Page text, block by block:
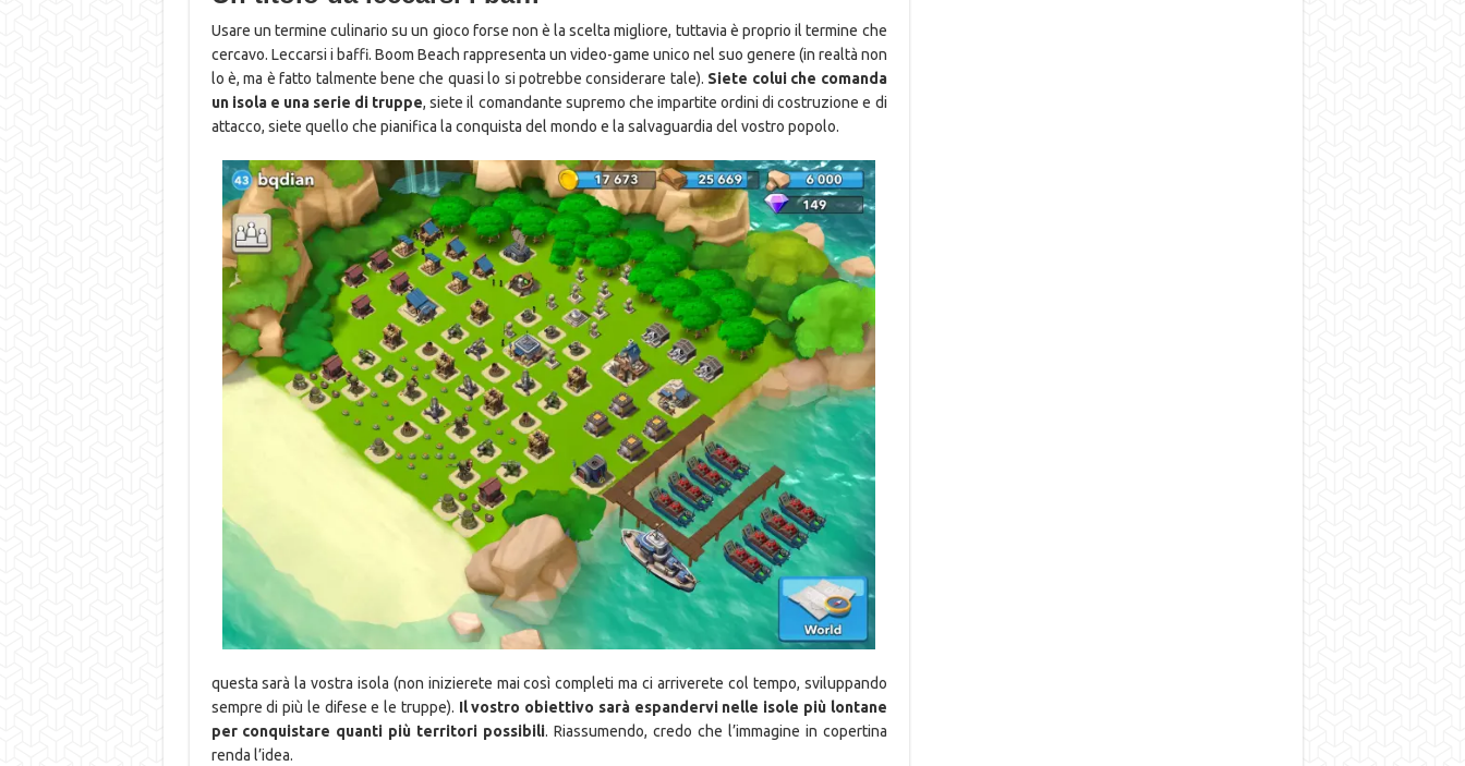
Usare un termine culinario su un gioco forse non è la scelta migliore, tuttavia è proprio il termine che
cercavo. Leccarsi i baffi. Boom Beach rappresenta un video-game unico nel suo genere (in realtà non
lo è, ma è fatto talmente bene che quasi lo si potrebbe considerare tale). Siete colui che comanda
un isola e una serie di truppe, siete il comandante supremo che impartite ordini di costruzione e di
attacco, siete quello che pianifica la conquista del mondo e la salvaguardia del vostro popolo.
questa sarà la vostra isola (non inizierete mai così completi ma ci arriverete col tempo, sviluppando
sempre di più le difese e le truppe). Il vostro obiettivo sarà espandervi nelle isole più lontane
per conquistare quanti più territori possibili. Riassumendo, credo che l’immagine in copertina
renda l’idea.